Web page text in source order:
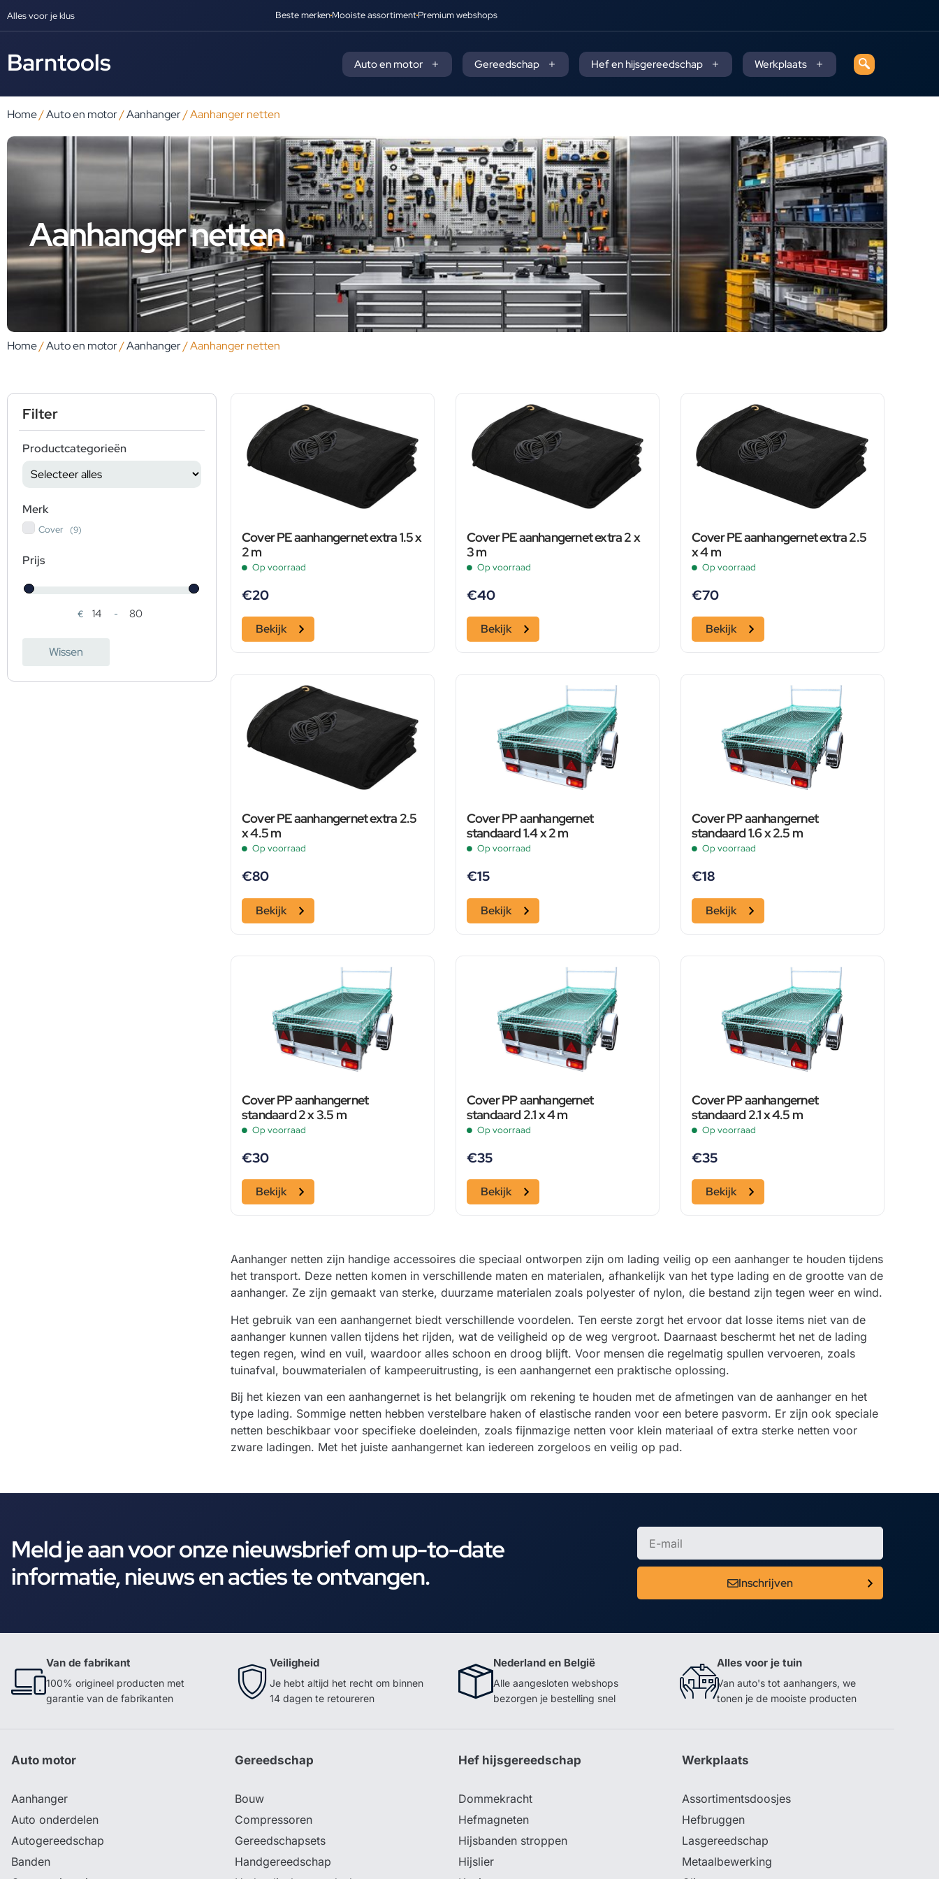
Alles voor je klus Beste merkenMooiste assortimentPremium webshops
Barntools Auto en motor Gereedschap Hef en hijsgereedschap Werkplaats
Home/Auto en motor/Aanhanger/ Aanhanger netten
Aanhanger netten
Home/Auto en motor/Aanhanger/ Aanhanger netten
Filter
Productcategorieën
Merk
Cover (9)
Prijs
€
Minimale prijs
-
Maximale prijs
Wissen
Cover PE aanhangernet extra 1.5 x
2 m
Op voorraad
€20
Bekijk
Cover PE aanhangernet extra 2 x
3 m
Op voorraad
€40
Bekijk
Cover PE aanhangernet extra 2.5
x 4 m
Op voorraad
€70
Bekijk
Cover PE aanhangernet extra 2.5
x 4.5 m
Op voorraad
€80
Bekijk
Cover PP aanhangernet
standaard 1.4 x 2 m
Op voorraad
€15
Bekijk
Cover PP aanhangernet
standaard 1.6 x 2.5 m
Op voorraad
€18
Bekijk
Cover PP aanhangernet
standaard 2 x 3.5 m
Op voorraad
€30
Bekijk
Cover PP aanhangernet
standaard 2.1 x 4 m
Op voorraad
€35
Bekijk
Cover PP aanhangernet
standaard 2.1 x 4.5 m
Op voorraad
€35
Bekijk
Aanhanger netten zijn handige accessoires die speciaal ontworpen zijn om lading veilig op een aanhanger te houden tijdens
het transport. Deze netten komen in verschillende maten en materialen, afhankelijk van het type lading en de grootte van de
aanhanger. Ze zijn gemaakt van sterke, duurzame materialen zoals polyester of nylon, die bestand zijn tegen weer en wind.
Het gebruik van een aanhangernet biedt verschillende voordelen. Ten eerste zorgt het ervoor dat losse items niet van de
aanhanger kunnen vallen tijdens het rijden, wat de veiligheid op de weg vergroot. Daarnaast beschermt het net de lading
tegen regen, wind en vuil, waardoor alles schoon en droog blijft. Voor mensen die regelmatig spullen vervoeren, zoals
tuinafval, bouwmaterialen of kampeeruitrusting, is een aanhangernet een praktische oplossing.
Bij het kiezen van een aanhangernet is het belangrijk om rekening te houden met de afmetingen van de aanhanger en het
type lading. Sommige netten hebben verstelbare haken of elastische randen voor een betere pasvorm. Er zijn ook speciale
netten beschikbaar voor specifieke doeleinden, zoals fijnmazige netten voor klein materiaal of extra sterke netten voor
zware ladingen. Met het juiste aanhangernet kan iedereen zorgeloos en veilig op pad.
Meld je aan voor onze nieuwsbrief om up-to-date
informatie, nieuws en acties te ontvangen.
Inschrijven
Van de fabrikant
100% origineel producten met
garantie van de fabrikanten
Veiligheid
Je hebt altijd het recht om binnen
14 dagen te retoureren
Nederland en België
Alle aangesloten webshops
bezorgen je bestelling snel
Alles voor je tuin
Van auto's tot aanhangers, we
tonen je de mooiste producten
Auto motor
Aanhanger
Auto onderdelen
Autogereedschap
Banden
Gereedschap
Bouw
Compressoren
Gereedschapsets
Handgereedschap
Hef hijsgereedschap
Dommekracht
Hefmagneten
Hijsbanden stroppen
Hijslier
Werkplaats
Assortimentsdoosjes
Hefbruggen
Lasgereedschap
Metaalbewerking